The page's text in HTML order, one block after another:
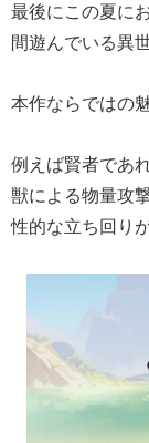
最後にこの夏に
間遊んでいる異
本作ならではの
例えば賢者であ
獣による物量攻
性的な立ち回り